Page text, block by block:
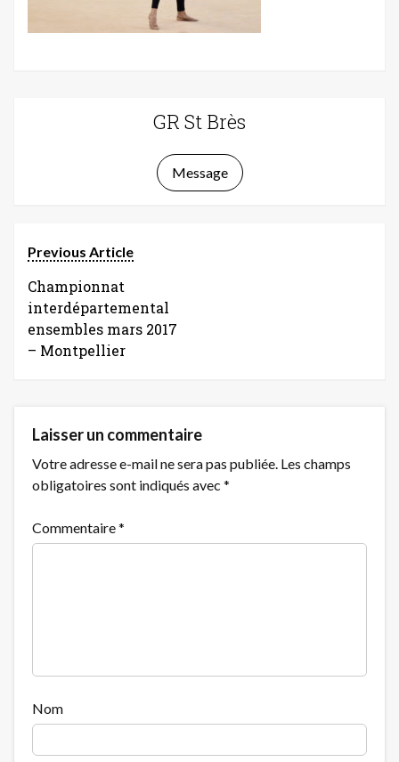
GR St Brès
Message
Previous Article
Championnat
interdépartemental
ensembles mars 2017
– Montpellier
Laisser un commentaire
Votre adresse e-mail ne sera pas publiée. Les champs
obligatoires sont indiqués avec *
Commentaire*
Nom